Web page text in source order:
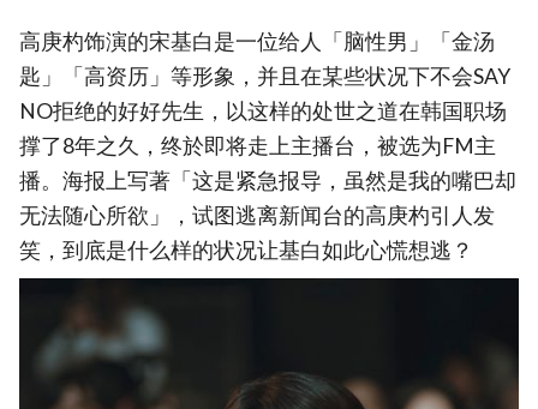
高庚杓饰演的宋基白是一位给人「脑性男」「金汤
匙」「高资历」等形象，并且在某些状况下不会SAY
NO拒绝的好好先生，以这样的处世之道在韩国职场
撑了8年之久，终於即将走上主播台，被选为FM主
播。海报上写著「这是紧急报导，虽然是我的嘴巴却
无法随心所欲」，试图逃离新闻台的高庚杓引人发
笑，到底是什么样的状况让基白如此心慌想逃？